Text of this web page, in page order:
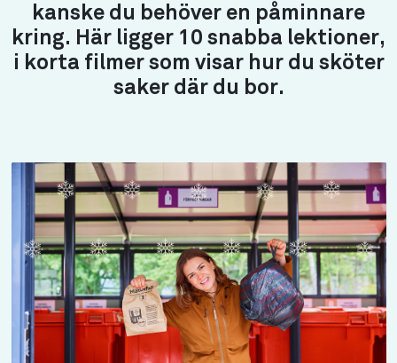
kanske du behöver en påminnare
kring. Här ligger 10 snabba lektioner,
i korta filmer som visar hur du sköter
saker där du bor.